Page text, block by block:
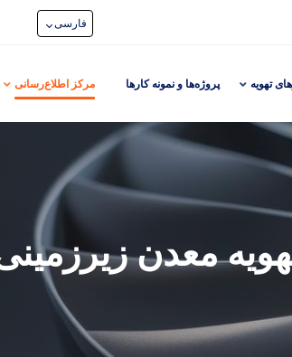
فارسی
تهویه پروژه‌ها و نمونه کارها مرکز اطلاع‌رسانی
معدن